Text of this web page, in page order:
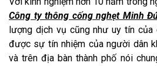
Công ty thông cống nghẹt Minh
lượng dịch vụ cũng như uy tín của
được sự tín nhiệm của người dân
và trên địa bàn thành phố nói